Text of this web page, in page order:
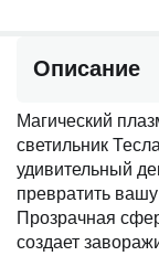
Описание
Магический
светильник
удивительный
превратить
Прозрачная
создает